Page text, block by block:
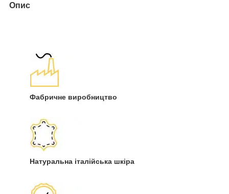
Опис
Фабричне виробництво
Натуральна італійська шкіра